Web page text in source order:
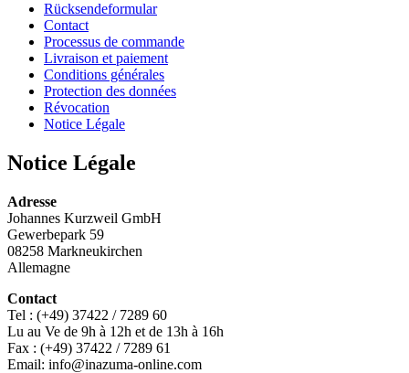
Rücksendeformular
Contact
Processus de commande
Livraison et paiement
Conditions générales
Protection des données
Révocation
Notice Légale
Notice Légale
Adresse
Johannes Kurzweil GmbH
Gewerbepark 59
08258 Markneukirchen
Allemagne
Contact
Tel : (+49) 37422 / 7289 60
Lu au Ve de 9h à 12h et de 13h à 16h
Fax : (+49) 37422 / 7289 61
Email: info@inazuma-online.com